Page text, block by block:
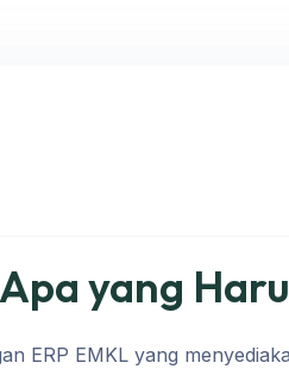
yang
ERP EMKL yang